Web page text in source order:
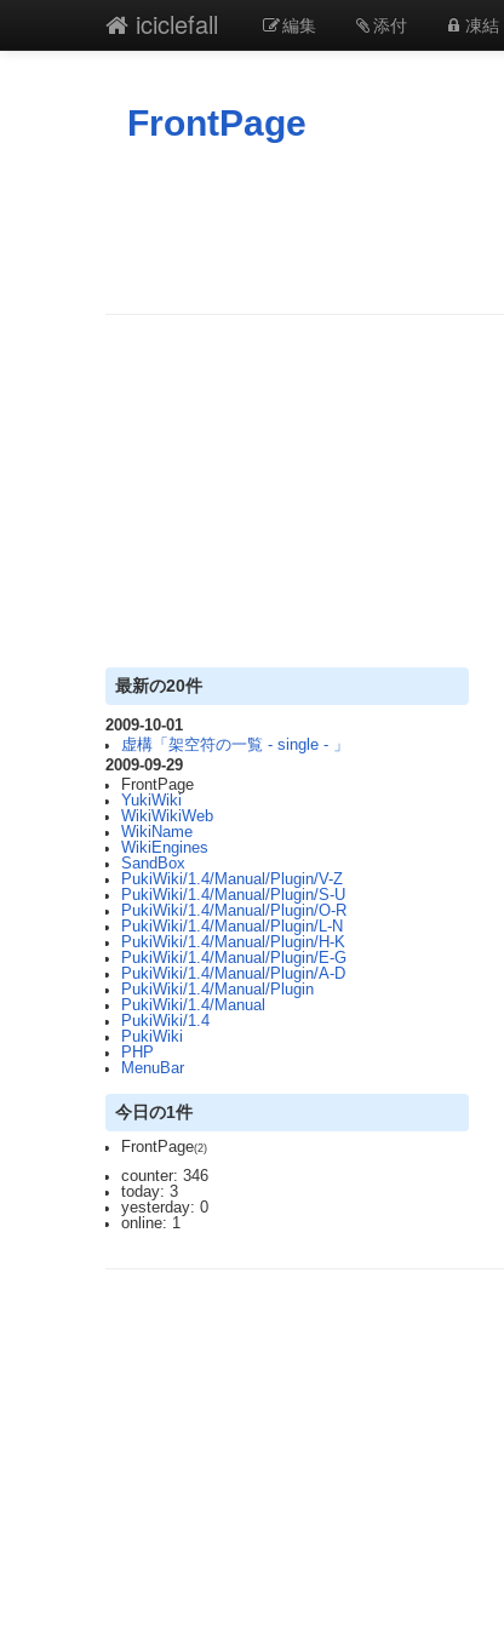
iciclefall 編集 添付 凍結
FrontPage
最新の20件
2009-10-01
虚構「架空符の一覧 - single - 」
2009-09-29
FrontPage
YukiWiki
WikiWikiWeb
WikiName
WikiEngines
SandBox
PukiWiki/1.4/Manual/Plugin/V-Z
PukiWiki/1.4/Manual/Plugin/S-U
PukiWiki/1.4/Manual/Plugin/O-R
PukiWiki/1.4/Manual/Plugin/L-N
PukiWiki/1.4/Manual/Plugin/H-K
PukiWiki/1.4/Manual/Plugin/E-G
PukiWiki/1.4/Manual/Plugin/A-D
PukiWiki/1.4/Manual/Plugin
PukiWiki/1.4/Manual
PukiWiki/1.4
PukiWiki
PHP
MenuBar
今日の1件
FrontPage(2)
counter: 346
today: 3
yesterday: 0
online: 1